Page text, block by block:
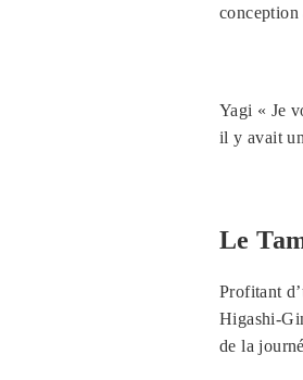
conception
Yagi « Je
il y avait
Le
Profitant
Higashi-
de la